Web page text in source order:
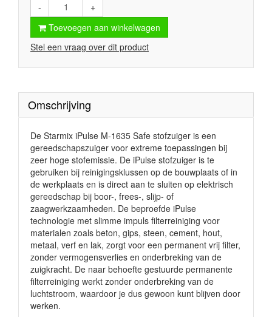
-
+
Toevoegen aan winkelwagen
Stel een vraag over dit product
Omschrijving
De Starmix iPulse M-1635 Safe stofzuiger is een
gereedschapszuiger voor extreme toepassingen bij
zeer hoge stofemissie. De iPulse stofzuiger is te
gebruiken bij reinigingsklussen op de bouwplaats of in
de werkplaats en is direct aan te sluiten op elektrisch
gereedschap bij boor-, frees-, slijp- of
zaagwerkzaamheden. De beproefde iPulse
technologie met slimme impuls filterreiniging voor
materialen zoals beton, gips, steen, cement, hout,
metaal, verf en lak, zorgt voor een permanent vrij filter,
zonder vermogensverlies en onderbreking van de
zuigkracht. De naar behoefte gestuurde permanente
filterreiniging werkt zonder onderbreking van de
luchtstroom, waardoor je dus gewoon kunt blijven door
werken.